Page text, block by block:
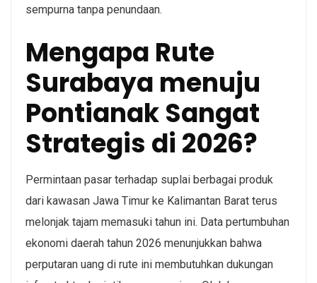
sempurna tanpa penundaan.
Mengapa Rute
Surabaya menuju
Pontianak Sangat
Strategis di 2026?
Permintaan pasar terhadap suplai berbagai produk
dari kawasan Jawa Timur ke Kalimantan Barat terus
melonjak tajam memasuki tahun ini. Data pertumbuhan
ekonomi daerah tahun 2026 menunjukkan bahwa
perputaran uang di rute ini membutuhkan dukungan